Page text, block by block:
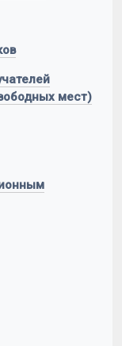
мест)